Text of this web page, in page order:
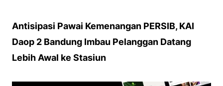
Antisipasi Pawai Kemenangan PERSIB, KAI
Daop 2 Bandung Imbau Pelanggan Datang
Lebih Awal ke Stasiun